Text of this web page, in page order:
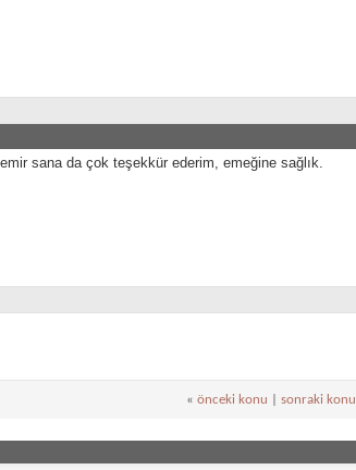
sana da çok teşekkür ederim, emeğine sağlık.
« önceki konu sonraki konu